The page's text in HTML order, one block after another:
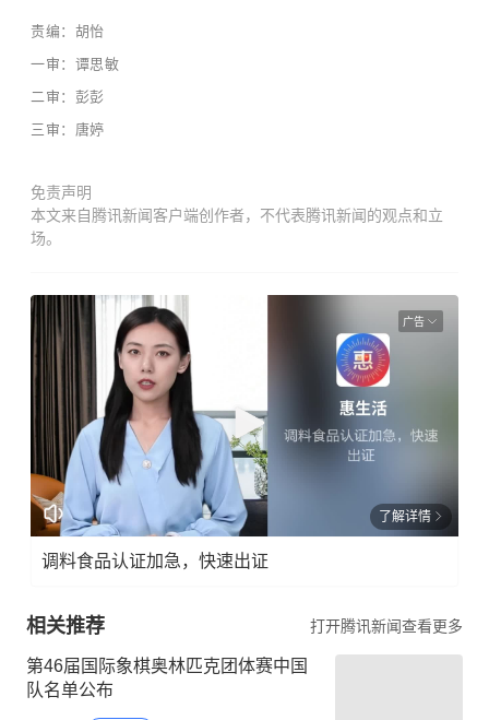
责编：胡怡
一审：谭思敏
二审：彭彭
三审：唐婷
免责声明
本文来自腾讯新闻客户端创作者，不代表腾讯新闻的观点和立
场。
广告
了解详情
调料食品认证加急，快速出证
相关推荐 打开腾讯新闻查看更多
第46届国际象棋奥林匹克团体赛中国
队名单公布